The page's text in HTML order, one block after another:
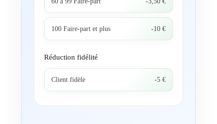
100 Faire-part et plus -10 €
Réduction fidélité
Client fidèle -5 €